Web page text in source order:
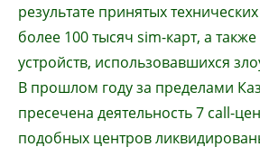
результате принятых
более 100 тысяч sim-карт, а
устройств, использовавшихся
В прошлом году за пределами
пресечена деятельность 7 call-
подобных центров